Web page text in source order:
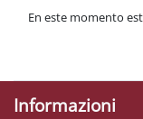
En este momento
Informazioni